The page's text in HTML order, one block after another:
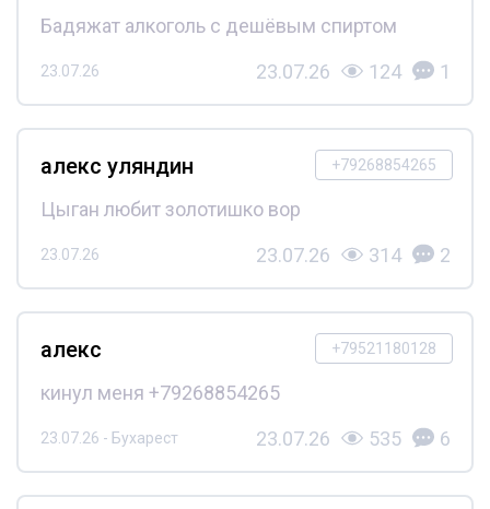
Бадяжат алкоголь с дешёвым спиртом
23.07.26 23.07.26 124 1
+79268854265
алекс уляндин
Цыган любит золотишко вор
23.07.26 23.07.26 314 2
+79521180128
алекс
кинул меня +79268854265
23.07.26 - Бухарест 23.07.26 535 6